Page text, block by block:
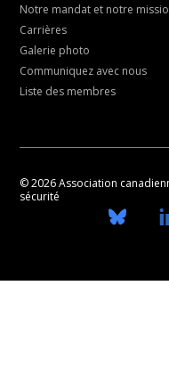
Notre mandat et notre
Carrières
Galerie photo
Communiquez avec nous
Liste des membres
© 2026 Association
sécurité